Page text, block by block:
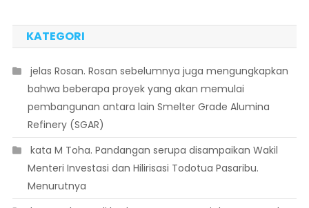
KATEGORI
 jelas Rosan. Rosan sebelumnya juga mengungkapkan
bahwa beberapa proyek yang akan memulai
pembangunan antara lain Smelter Grade Alumina
Refinery (SGAR)
 kata M Toha. Pandangan serupa disampaikan Wakil
Menteri Investasi dan Hilirisasi Todotua Pasaribu.
Menurutnya